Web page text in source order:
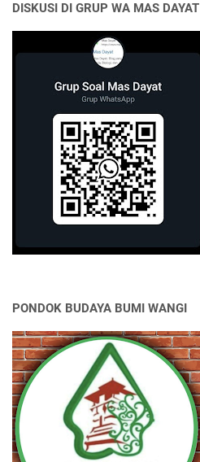
DISKUSI DI GRUP WA MAS DAYAT
PONDOK BUDAYA BUMI WANGI